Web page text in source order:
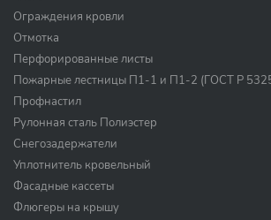
Ограждения кровли
Отмотка
Перфорированные листы
Пожарные лестницы П1-1 и П1-2 (ГОСТ Р
Профнастил
Рулонная сталь Полиэстер
Снегозадержатели
Уплотнитель кровельный
Фасадные кассеты
Флюгеры на крышу